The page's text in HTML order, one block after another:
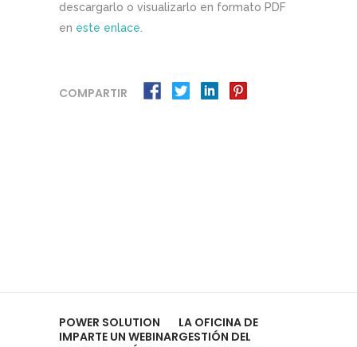
descargarlo o visualizarlo en formato PDF
en este enlace
COMPARTIR
POWER SOLUTION
IMPARTE UN WEBINAR
LA OFICINA DE
GESTIÓN DEL